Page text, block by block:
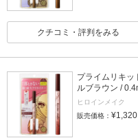
クチコミ・評判をみる
プライムリキッ
ルブラウン /
ヒロインメイク
販売価格： ¥1,320